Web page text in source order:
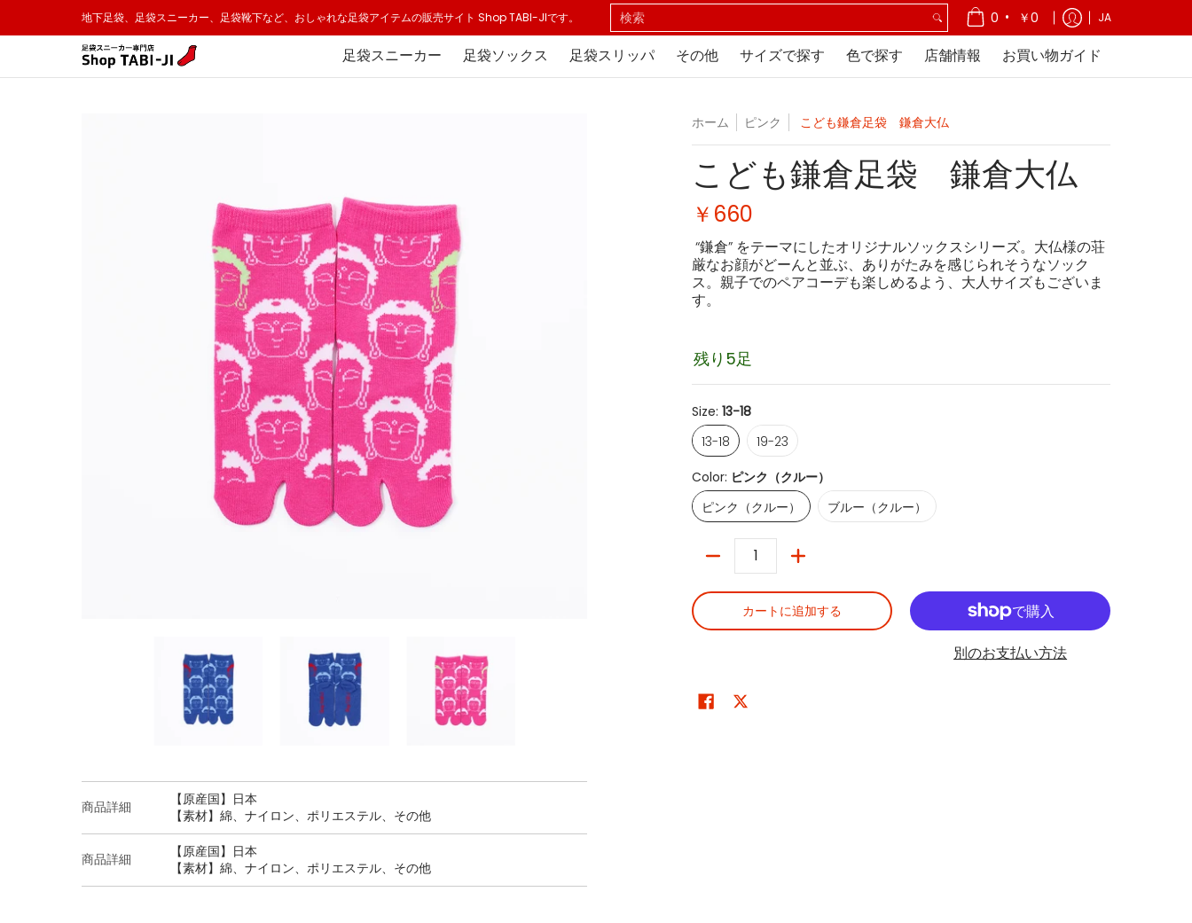
メインコンテンツへスキップ
足袋スニーカー 足袋ソックス 足袋スリッパ その他 サイズで探す 色で探す 店舗情報 お買い物ガイド
地下足袋、足袋スニーカー、足袋靴下など、おしゃれな足袋アイテムの販売サイト Shop TABI-JIです。 検索 0 • ￥0 JA
足袋スニーカー 足袋ソックス 足袋スリッパ その他 サイズで探す 色で探す 店舗情報 お買い物ガイド
商品詳細
【原産国】日本
【素材】綿、ナイロン、ポリエステル、その他
商品詳細
【原産国】日本
【素材】綿、ナイロン、ポリエステル、その他
ホーム ピンク こども鎌倉足袋 鎌倉大仏
こども鎌倉足袋 鎌倉大仏
￥660
“鎌倉” をテーマにしたオリジナルソックスシリーズ。大仏様の荘
厳なお顔がどーんと並ぶ、ありがたみを感じられそうなソック
ス。親子でのペアコーデも楽しめるよう、大人サイズもございま
す。
残り5足
Size:13-18
13-18
13-18
19-23
Color: ピンク（クルー）
ピンク（クルー）
ピンク（クルー）
ブルー（クルー）
カートに追加する
別のお支払い方法